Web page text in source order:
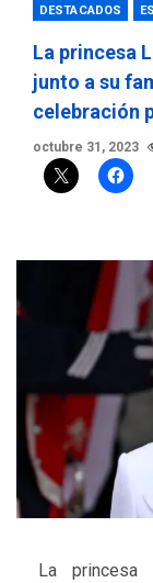
DESTACADOS
La princesa
junto a su
celebración
octubre 31, 2023
La